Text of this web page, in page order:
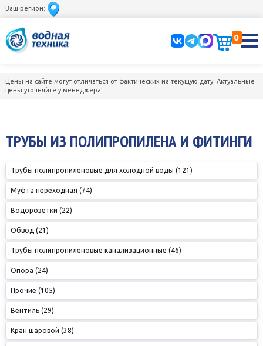
Ваш регион:
0
Цены на сайте могут отличаться от фактических на текущую дату. Актуальные
цены уточняйте у менеджера!
ТРУБЫ ИЗ ПОЛИПРОПИЛЕНА И ФИТИНГИ
Трубы полипропиленовые для холодной воды (121)
Муфта переходная (74)
Водорозетки (22)
Обвод (21)
Трубы полипропиленовые канализационные (46)
Опора (24)
Прочие (105)
Вентиль (29)
Кран шаровой (38)